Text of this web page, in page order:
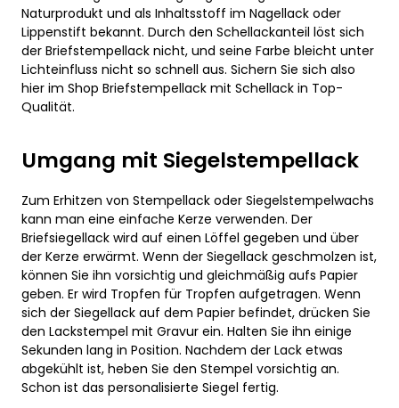
Naturprodukt und als Inhaltsstoff im Nagellack oder
Lippenstift bekannt. Durch den Schellackanteil löst sich
der Briefstempellack nicht, und seine Farbe bleicht unter
Lichteinfluss nicht so schnell aus. Sichern Sie sich also
hier im Shop Briefstempellack mit Schellack in Top-
Qualität.
Umgang mit Siegelstempellack
Zum Erhitzen von Stempellack oder Siegelstempelwachs
kann man eine einfache Kerze verwenden. Der
Briefsiegellack wird auf einen Löffel gegeben und über
der Kerze erwärmt. Wenn der Siegellack geschmolzen ist,
können Sie ihn vorsichtig und gleichmäßig aufs Papier
geben. Er wird Tropfen für Tropfen aufgetragen. Wenn
sich der Siegellack auf dem Papier befindet, drücken Sie
den Lackstempel mit Gravur ein. Halten Sie ihn einige
Sekunden lang in Position. Nachdem der Lack etwas
abgekühlt ist, heben Sie den Stempel vorsichtig an.
Schon ist das personalisierte Siegel fertig.